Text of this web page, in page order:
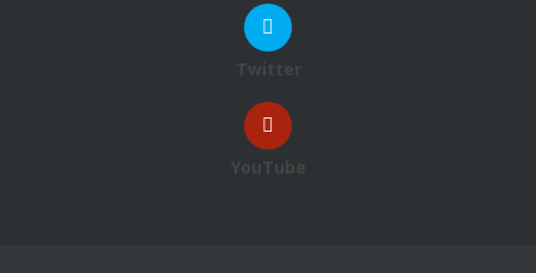
Twitter
YouTube